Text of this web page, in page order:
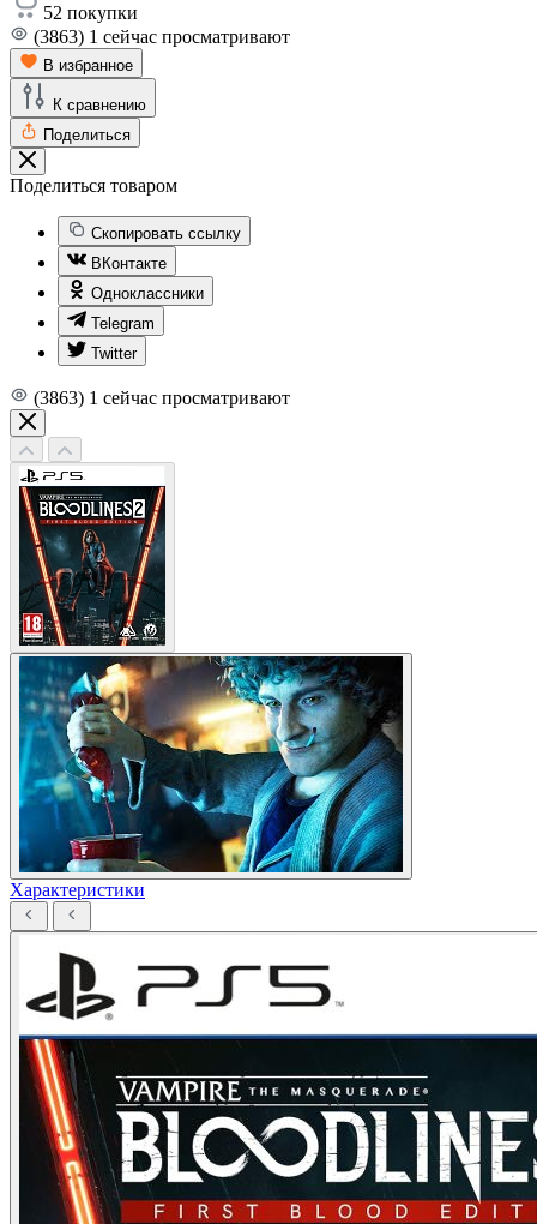
52 покупки
(3863) 1 сейчас просматривают
В избранное
К сравнению
Поделиться
Поделиться товаром
Скопировать ссылку
ВКонтакте
Одноклассники
Telegram
Twitter
(3863) 1 сейчас просматривают
Характеристики